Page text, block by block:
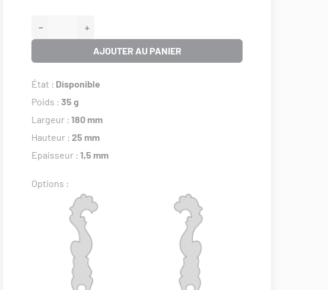
− +
AJOUTER AU PANIER
État : Disponible
Poids : 35 g
Largeur : 180 mm
Hauteur : 25 mm
Epaisseur : 1,5 mm
Options :